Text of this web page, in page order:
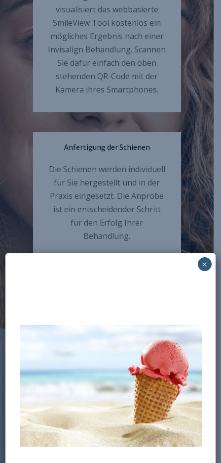
visualisiert das webbasierte
SmileView Tool kostenlos ein
mögliches Ergebnis nach einer
Invisalign Behandlung. Scannen
Sie dafür einfach den oben
stehenden QR-Code mit der
Kamera ihres Smartphones.
Anfertigung der Schienen
Die Schienen werden individuell
für Sie hergestellt und in der
Praxis eingesetzt. Die Anprobe
ist ein entscheidender Schritt
für den Erfolg Ihrer
Behandlung.
Voraussetzung für den Erfolg
Invisalign-Wunschlächeln
Bewahren Sie Ihr Invisalign-
Wunschlächeln.
×